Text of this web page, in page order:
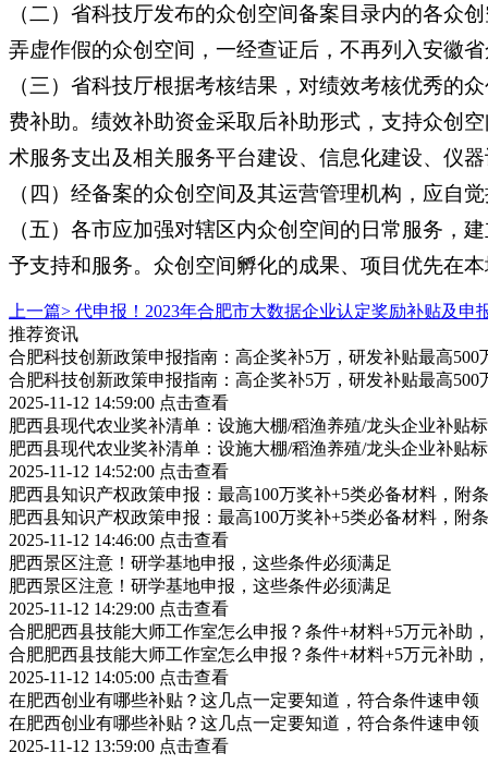
（二）省科技厅发布的众创空间备案目录内的各众
弄虚作假的众创空间，一经查证后，不再列入安徽
（三）省科技厅根据考核结果，对绩效考核优秀的
费补助。绩效补助资金采取后补助形式，支持众创
术服务支出及相关服务平台建设、信息化建设、仪
（四）经备案的众创空间及其运营管理机构，应自
（五）各市应加强对辖区内众创空间的日常服务，
予支持和服务。众创空间孵化的成果、项目优先在
上一篇> 代申报！2023年合肥市大数据企业认定奖励补贴及申
推荐资讯
合肥科技创新政策申报指南：高企奖补5万，研发补贴最高500
合肥科技创新政策申报指南：高企奖补5万，研发补贴最高500
2025-11-12 14:59:00 点击查看
肥西县现代农业奖补清单：设施大棚/稻渔养殖/龙头企业补贴
肥西县现代农业奖补清单：设施大棚/稻渔养殖/龙头企业补贴
2025-11-12 14:52:00 点击查看
肥西县知识产权政策申报：最高100万奖补+5类必备材料，附
肥西县知识产权政策申报：最高100万奖补+5类必备材料，附
2025-11-12 14:46:00 点击查看
肥西景区注意！研学基地申报，这些条件必须满足
肥西景区注意！研学基地申报，这些条件必须满足
2025-11-12 14:29:00 点击查看
合肥肥西县技能大师工作室怎么申报？条件+材料+5万元补助
合肥肥西县技能大师工作室怎么申报？条件+材料+5万元补助
2025-11-12 14:05:00 点击查看
在肥西创业有哪些补贴？这几点一定要知道，符合条件速申领
在肥西创业有哪些补贴？这几点一定要知道，符合条件速申领
2025-11-12 13:59:00 点击查看